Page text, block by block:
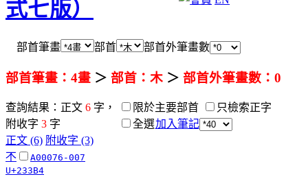
部首筆畫 部首 部首外筆畫數
部首筆畫：4畫 ＞ 部首：木 ＞ 部首外筆畫數：0
查詢結果：正文 6 字，
附收字 3 字
限於主要部首
只檢索正字
全選加入筆記
正文 (6) 附收字 (3)
𣎴
A00076-007
U+233B4